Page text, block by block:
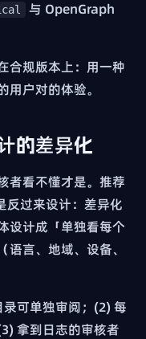
与 OpenGraph
合规版本上：用一种
户对的体验。
的差异化
者看不懂才是。推荐
反过来设计：差异化
设计成「单独看每个
言、地域、设备、
可单独审阅；(2) 每
拿到日志的审核者